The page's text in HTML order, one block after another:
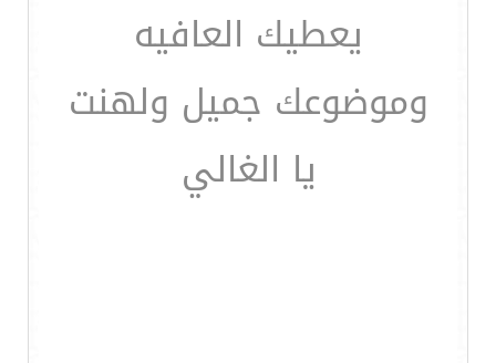
يعطيك العافيه
وموضوعك جميل ولهنت
يا الغالي